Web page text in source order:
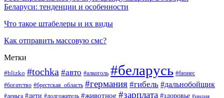
Беларуси: тенденции и особенности
Что такое штабелеры и их виды
Как отправить массовую смс?
Метки
#blizko #tochka #авто #алкоголь #беларусь #бизнес
#богатство #брестская_область #германия #гибель #дальнобойщик
#деньга #дети #долгожитель #животное #зарплата #здоровье #индия